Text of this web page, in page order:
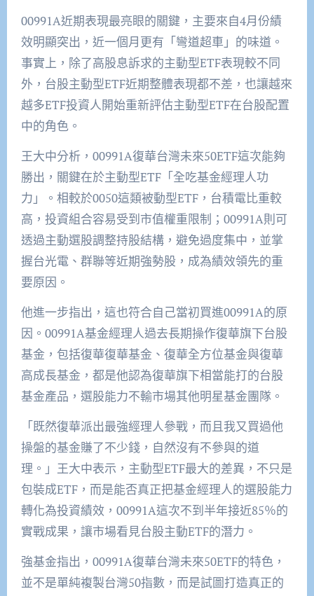
00991A近期表現最亮眼的關鍵，主要來自4月份績
效明顯突出，近一個月更有「彎道超車」的味道。
事實上，除了高股息訴求的主動型ETF表現較不同
外，台股主動型ETF近期整體表現都不差，也讓越來
越多ETF投資人開始重新評估主動型ETF在台股配置
中的角色。
王大中分析，00991A復華台灣未來50ETF這次能夠
勝出，關鍵在於主動型ETF「全吃基金經理人功
力」。相較於0050這類被動型ETF，台積電比重較
高，投資組合容易受到市值權重限制；00991A則可
透過主動選股調整持股結構，避免過度集中，並掌
握台光電、群聯等近期強勢股，成為績效領先的重
要原因。
他進一步指出，這也符合自己當初買進00991A的原
因。00991A基金經理人過去長期操作復華旗下台股
基金，包括復華復華基金、復華全方位基金與復華
高成長基金，都是他認為復華旗下相當能打的台股
基金產品，選股能力不輸市場其他明星基金團隊。
「既然復華派出最強經理人參戰，而且我又買過他
操盤的基金賺了不少錢，自然沒有不參與的道
理。」王大中表示，主動型ETF最大的差異，不只是
包裝成ETF，而是能否真正把基金經理人的選股能力
轉化為投資績效，00991A這次不到半年接近85％的
實戰成果，讓市場看見台股主動ETF的潛力。
強基金指出，00991A復華台灣未來50ETF的特色，
並不是單純複製台灣50指數，而是試圖打造真正的